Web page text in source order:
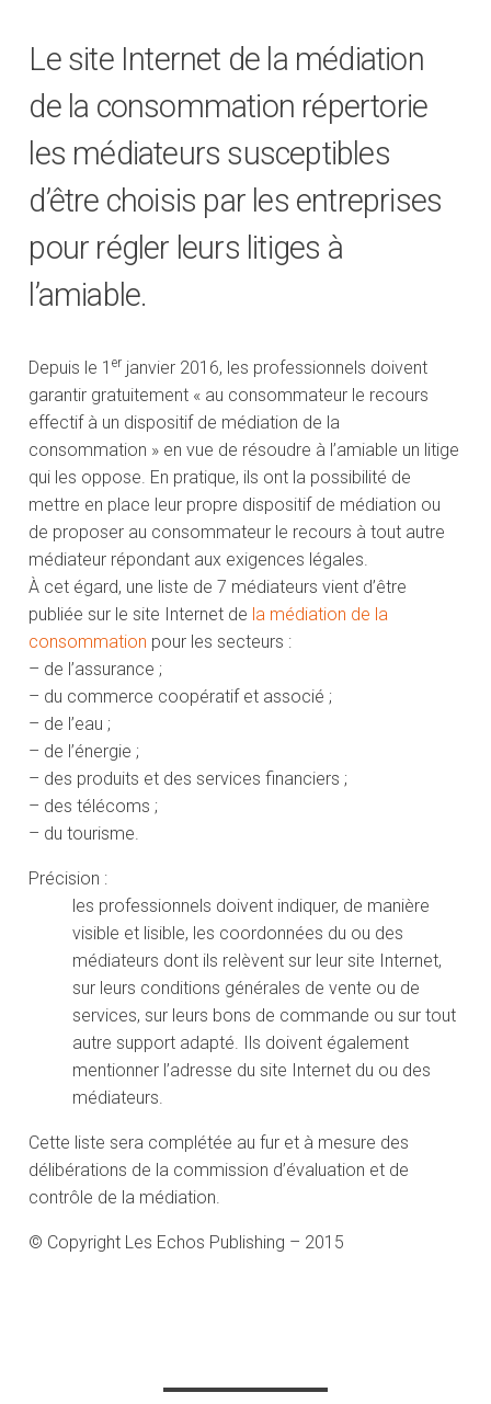
Le site Internet de la médiation
de la consommation répertorie
les médiateurs susceptibles
d’être choisis par les entreprises
pour régler leurs litiges à
l’amiable.
Depuis le 1er janvier 2016, les professionnels doivent
garantir gratuitement « au consommateur le recours
effectif à un dispositif de médiation de la
consommation » en vue de résoudre à l’amiable un litige
qui les oppose. En pratique, ils ont la possibilité de
mettre en place leur propre dispositif de médiation ou
de proposer au consommateur le recours à tout autre
médiateur répondant aux exigences légales.
À cet égard, une liste de 7 médiateurs vient d’être
publiée sur le site Internet de la médiation de la
consommation pour les secteurs :
– de l’assurance ;
– du commerce coopératif et associé ;
– de l’eau ;
– de l’énergie ;
– des produits et des services financiers ;
– des télécoms ;
– du tourisme.
Précision :
les professionnels doivent indiquer, de manière
visible et lisible, les coordonnées du ou des
médiateurs dont ils relèvent sur leur site Internet,
sur leurs conditions générales de vente ou de
services, sur leurs bons de commande ou sur tout
autre support adapté. Ils doivent également
mentionner l’adresse du site Internet du ou des
médiateurs.
Cette liste sera complétée au fur et à mesure des
délibérations de la commission d’évaluation et de
contrôle de la médiation.
© Copyright Les Echos Publishing – 2015